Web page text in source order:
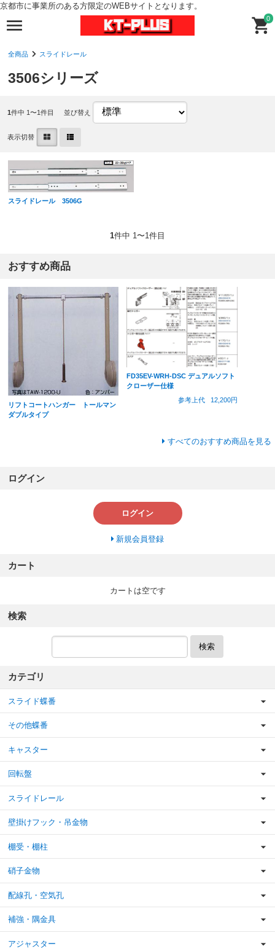
京都市に事業所のある方限定のWEBサイトとなります。
0
全商品 スライドレール
3506シリーズ
1件中 1〜1件目 並び替え
表示切替
スライドレール 3506G
1件中 1〜1件目
おすすめ商品
リフトコートハンガー トールマン
ダブルタイプ
FD35EV-WRH-DSC デュアルソフト
クローザー仕様
参考上代
12,200円
すべてのおすすめ商品を見る
ログイン
ログイン
新規会員登録
カート
カートは空です
検索
検索
カテゴリ
スライド蝶番
その他蝶番
キャスター
回転盤
スライドレール
壁掛けフック・吊金物
棚受・棚柱
硝子金物
配線孔・空気孔
補強・隅金具
アジャスター